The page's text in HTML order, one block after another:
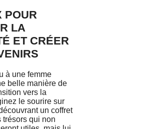
POUR
LA
ET CRÉER
à une femme
belle manière de
vers la
le sourire sur
un coffret
trésors qui non